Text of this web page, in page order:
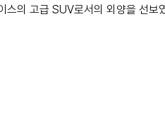
스의 고급 SUV로서의 외양을 선보